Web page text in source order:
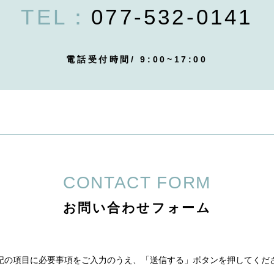
TEL： 077-532-0141
電話受付時間/ 9:00~17:00
CONTACT FORM
お問い合わせフォーム
の項目に必要事項をご入力のうえ、「送信する」ボタンを押してくだ